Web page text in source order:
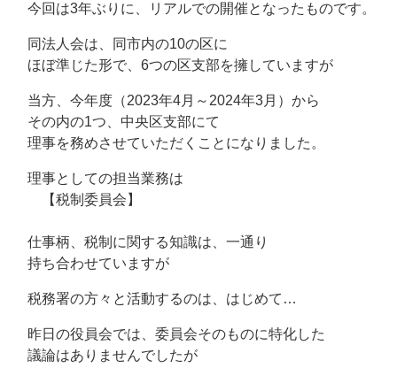
今回は3年ぶりに、リアルでの開催となったものです。
同法人会は、同市内の10の区に
ほぼ準じた形で、6つの区支部を擁していますが
当方、今年度（2023年4月～2024年3月）から
その内の1つ、中央区支部にて
理事を務めさせていただくことになりました。
理事としての担当業務は
【税制委員会】
仕事柄、税制に関する知識は、一通り
持ち合わせていますが
税務署の方々と活動するのは、はじめて…
昨日の役員会では、委員会そのものに特化した
議論はありませんでしたが